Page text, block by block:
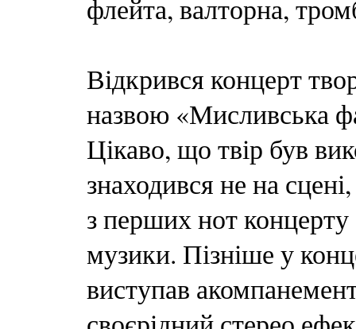
флейта, валторна,
Відкрився концерт
назвою «Мисливська
Цікаво, що твір був
знаходився не на
з перших нот концерту
музики. Пізніше у
виступав